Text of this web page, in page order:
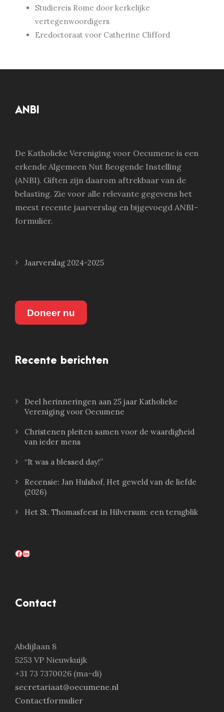
Studiereis Rome door kerkelijke
vertegenwoordigers
Eredoctoraat voor Catherine Clifford
ANBI
De Katholieke Vereniging voor Oecumene is een
erkende Algemeen Nut Beogende Instelling
(ANBI). Giften zijn daarom aftrekbaar van de
belasting. Zie voor alle relevante gegevens het
meest recente jaarverslag en bijgevoegd ANBI-
formulier.
Jaarverslag 2024-2025
Doneer nu
Recente berichten
Deel herinneringen aan 25 jaar Katholieke
Vereniging voor Oecumene
Christenen pleiten samen voor de waardigheid
van ieder mens
“It was a blessed day!”
Recensie: Jan Hulshof, Het geweld van de liefde
(2026)
Het St. Thomasfeest in Hilversum: een terugblik
Facebook LinkedIn
Contact
Abdijlaan 8
5253 VP Nieuwkuijk
+31 73 7370026 (ma-di)
secretariaat@oecumene.nl
Contactformulier